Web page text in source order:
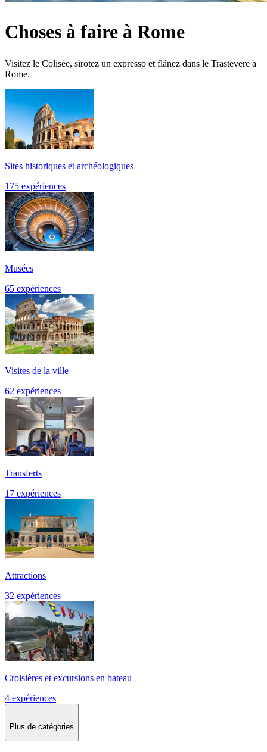
Choses à faire à Rome
Visitez le Colisée, sirotez un expresso et flânez dans le Trastevere à
Rome.
Sites historiques et archéologiques
175 expériences
Musées
65 expériences
Visites de la ville
62 expériences
Transferts
17 expériences
Attractions
32 expériences
Croisières et excursions en bateau
4 expériences
Plus de catégories